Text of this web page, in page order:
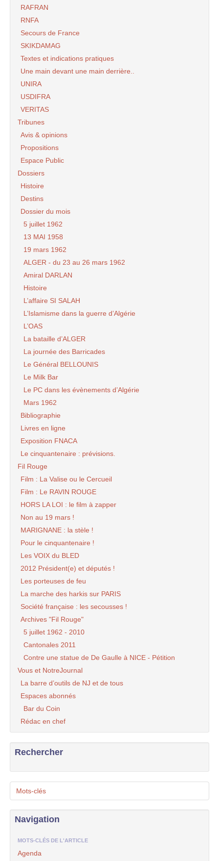
RAFRAN
RNFA
Secours de France
SKIKDAMAG
Textes et indications pratiques
Une main devant une main derrière..
UNIRA
USDIFRA
VERITAS
Tribunes
Avis & opinions
Propositions
Espace Public
Dossiers
Histoire
Destins
Dossier du mois
5 juillet 1962
13 MAI 1958
19 mars 1962
ALGER - du 23 au 26 mars 1962
Amiral DARLAN
Histoire
L’affaire SI SALAH
L’Islamisme dans la guerre d’Algérie
L’OAS
La bataille d’ALGER
La journée des Barricades
Le Général BELLOUNIS
Le Milk Bar
Le PC dans les évènements d’Algérie
Mars 1962
Bibliographie
Livres en ligne
Exposition FNACA
Le cinquantenaire : prévisions.
Fil Rouge
Film : La Valise ou le Cercueil
Film : Le RAVIN ROUGE
HORS LA LOI : le film à zapper
Non au 19 mars !
MARIGNANE : la stèle !
Pour le cinquantenaire !
Les VOIX du BLED
2012 Président(e) et députés !
Les porteuses de feu
La marche des harkis sur PARIS
Société française : les secousses !
Archives "Fil Rouge"
5 juillet 1962 - 2010
Cantonales 2011
Contre une statue de De Gaulle à NICE - Pétition
Vous et NotreJournal
La barre d’outils de NJ et de tous
Espaces abonnés
Bar du Coin
Rédac en chef
Rechercher
Mots-clés
Navigation
MOTS-CLÉS DE L'ARTICLE
Agenda